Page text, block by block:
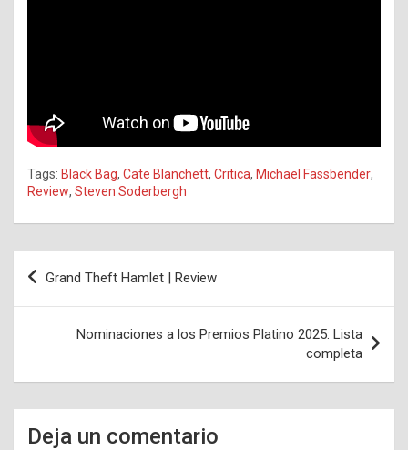
Tags: Black Bag, Cate Blanchett, Critica, Michael Fassbender,
Review, Steven Soderbergh
Navegación
Grand Theft Hamlet | Review
Nominaciones a los Premios Platino 2025: Lista
completa
Deja un comentario